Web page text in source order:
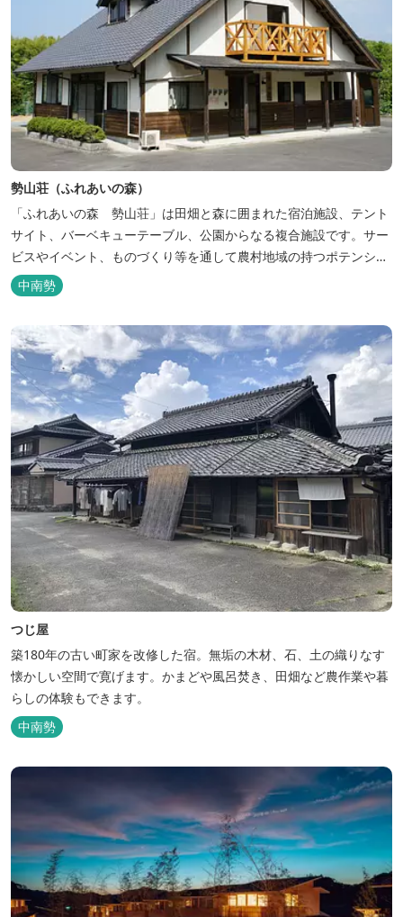
勢山荘（ふれあいの森）
「ふれあいの森 勢山荘」は田畑と森に囲まれた宿泊施設、テント
サイト、バーベキューテーブル、公園からなる複合施設です。サー
ビスやイベント、ものづくり等を通して農村地域の持つポテンシャ
ルを発信しています。 めだかやタガメなど水生生物が生息し、初夏
にはホタルが飛び交う「メダカ池」や、約９０００本のあじさいが
植えられた「あじさいの小径」を散策し、遠い昔に過ごした懐かし
い田舎にタイムスリップしてみま...
中南勢
つじ屋
築180年の古い町家を改修した宿。無垢の木材、石、土の織りなす
懐かしい空間で寛げます。かまどや風呂焚き、田畑など農作業や暮
らしの体験もできます。
中南勢